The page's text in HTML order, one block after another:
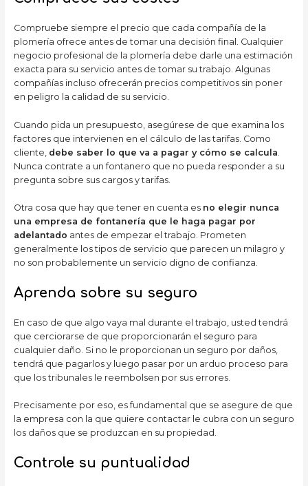
Compruebe siempre el precio que cada compañía de la
plomería ofrece antes de tomar una decisión final. Cualquier
negocio profesional de la plomería debe darle una estimación
exacta para su servicio antes de tomar su trabajo. Algunas
compañías incluso ofrecerán precios competitivos sin poner
en peligro la calidad de su servicio.
Cuando pida un presupuesto, asegúrese de que examina los
factores que intervienen en el cálculo de las tarifas. Como
cliente, debe saber lo que va a pagar y cómo se calcula
Nunca contrate a un fontanero que no pueda responder a su
pregunta sobre sus cargos y tarifas.
Otra cosa que hay que tener en cuenta es no elegir nunca
una empresa de fontanería que le haga pagar por
adelantado antes de empezar el trabajo. Prometen
generalmente los tipos de servicio que parecen un milagro y
no son probablemente un servicio digno de confianza.
Aprenda sobre su seguro
En caso de que algo vaya mal durante el trabajo, usted tendrá
que cerciorarse de que proporcionarán el seguro para
cualquier daño. Si no le proporcionan un seguro por daños,
tendrá que pagarlos y luego pasar por un arduo proceso para
que los tribunales le reembolsen por sus errores.
Precisamente por eso, es fundamental que se asegure de que
la empresa con la que quiere contactar le cubra con un seguro
los daños que se produzcan en su propiedad.
Controle su puntualidad